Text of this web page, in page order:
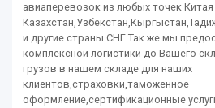
авиаперевозок из любых точек Китая
и другие страны СНГ.Так же мы
комплексной логистики до Вашего
грузов в нашем складе для наших
клиентов,страховки,таможенное
оформление,сертификационные